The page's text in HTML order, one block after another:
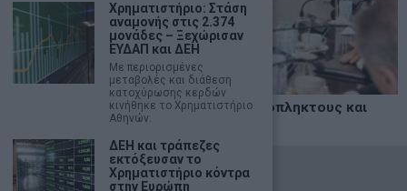
Δυτική Αττική: Άμεση στήριξη σε πυρόπληκτους και
©2026- marketnews.gr - All Rights Reserved
Χρηματιστήριο: Στάση
αναμονής στις 2.374
μονάδες – Ξεχώρισαν
ΕΥΔΑΠ και ΔΕΗ
Με περιορισμένες
μεταβολές και διάθεση
κατοχύρωσης κερδών
κινήθηκε το Χρηματιστήριο
Αθηνών.
ΔΕΗ και τράπεζες
εκτόξευσαν το
Χρηματιστήριο κόντρα
στην Ευρώπη